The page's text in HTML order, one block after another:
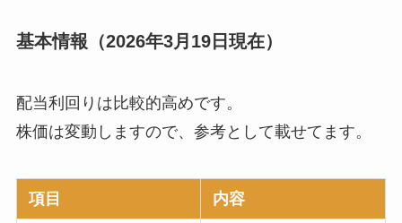
基本情報（2026年3月19日現在）
配当利回りは比較的高めです。
株価は変動しますので、参考として載せてます。
項目 内容